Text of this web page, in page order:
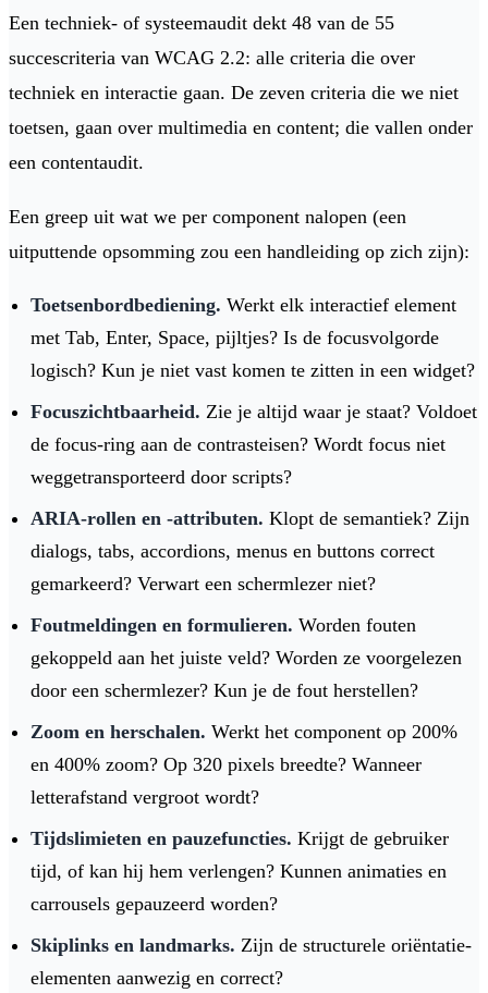
Een techniek- of systeemaudit dekt 48 van de 55
succescriteria van WCAG 2.2: alle criteria die over
techniek en interactie gaan. De zeven criteria die we niet
toetsen, gaan over multimedia en content; die vallen onder
een contentaudit.
Een greep uit wat we per component nalopen (een
uitputtende opsomming zou een handleiding op zich zijn):
Toetsenbordbediening. Werkt elk interactief element
met Tab, Enter, Space, pijltjes? Is de focusvolgorde
logisch? Kun je niet vast komen te zitten in een widget?
Focuszichtbaarheid. Zie je altijd waar je staat? Voldoet
de focus-ring aan de contrasteisen? Wordt focus niet
weggetransporteerd door scripts?
ARIA-rollen en -attributen. Klopt de semantiek? Zijn
dialogs, tabs, accordions, menus en buttons correct
gemarkeerd? Verwart een schermlezer niet?
Foutmeldingen en formulieren. Worden fouten
gekoppeld aan het juiste veld? Worden ze voorgelezen
door een schermlezer? Kun je de fout herstellen?
Zoom en herschalen. Werkt het component op 200%
en 400% zoom? Op 320 pixels breedte? Wanneer
letterafstand vergroot wordt?
Tijdslimieten en pauzefuncties. Krijgt de gebruiker
tijd, of kan hij hem verlengen? Kunnen animaties en
carrousels gepauzeerd worden?
Skiplinks en landmarks. Zijn de structurele oriëntatie-
elementen aanwezig en correct?